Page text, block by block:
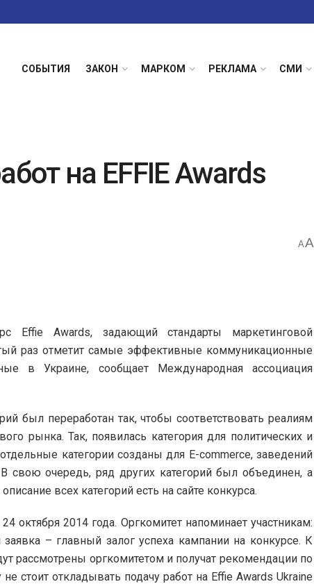
СОБЫТИЯ ЗАКОН МАРКОМ РЕКЛАМА СМИ
на EFFIE Awards
AA
Effie Awards, задающий стандарты маркетинговой
раз отметит самые эффективные коммуникационные
в Украине, сообщает Международная ассоциация
был переработан так, чтобы соответствовать реалиям
рынка. Так, появилась категория для политических и
категории созданы для E-commerce, заведений
свою очередь, ряд других категорий был объединен, а
всех категорий есть на сайте конкурса.
октября 2014 года. Оргкомитет напоминает участникам:
заявка – главный залог успеха кампании на конкурсе. К
рассмотрены оргкомитетом и получат рекомендации по
стоит откладывать подачу работ на Effie Awards Ukraine